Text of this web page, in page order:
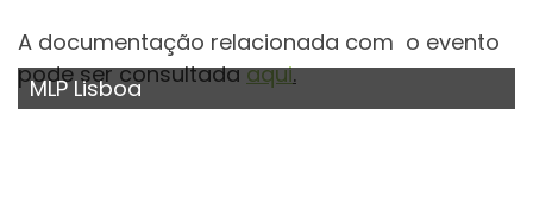
A documentação relacionada com o evento
pode ser consultadaaqui.
MLP Lisboa